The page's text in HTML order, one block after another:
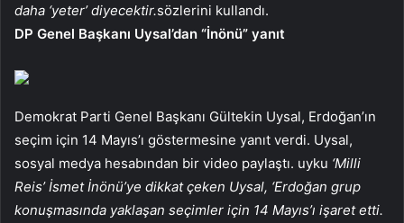
daha ‘yeter’ diyecektir.sözlerini kullandı.
DP Genel Başkanı Uysal’dan “İnönü” yanıt
Demokrat Parti Genel Başkanı Gültekin Uysal, Erdoğan’ın
seçim için 14 Mayıs’ı göstermesine yanıt verdi. Uysal,
sosyal medya hesabından bir video paylaştı. uyku ‘Milli
Reis’ İsmet İnönü’ye dikkat çeken Uysal, ‘Erdoğan grup
konuşmasında yaklaşan seçimler için 14 Mayıs’ı işaret etti.